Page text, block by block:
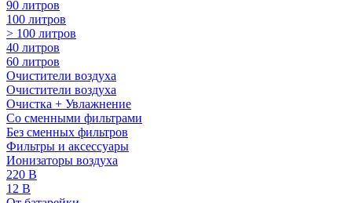
90 литров
100 литров
> 100 литров
40 литров
60 литров
Очистители воздуха
Очистители воздуха
Очистка + Увлажнение
Cо сменными фильтрами
Без сменных фильтров
Фильтры и аксессуары
Ионизаторы воздуха
220 В
12 В